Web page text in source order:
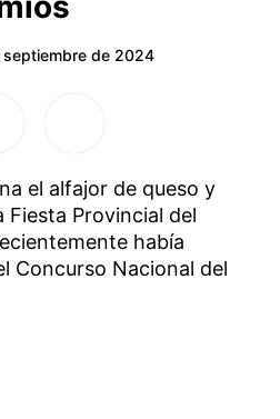
septiembre de 2024
el alfajor de queso y
Fiesta Provincial del
había
Concurso Nacional del